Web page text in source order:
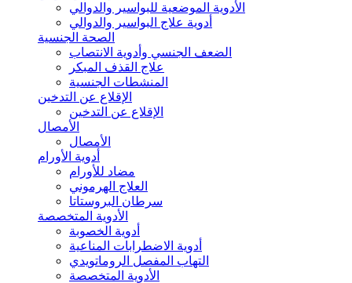
الأدوية الموضعية للبواسير والدوالي
أدوية علاج البواسير والدوالي
الصحة الجنسية
الضعف الجنسي وأدوية الانتصاب
علاج القذف المبكر
المنشطات الجنسية
الإقلاع عن التدخين
الإقلاع عن التدخين
الأمصال
الأمصال
أدوية الأورام
مضاد للأورام
العلاج الهرموني
سرطان البروستاتا
الأدوية المتخصصة
أدوية الخصوبة
أدوية الاضطرابات المناعية
التهاب المفصل الروماتويدي
الأدوية المتخصصة